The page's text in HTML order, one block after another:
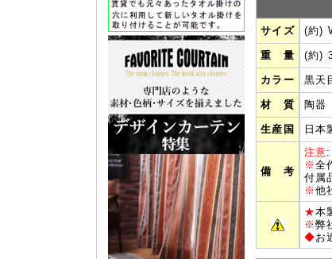
サイズ (約)
重 量 (約)
カラー 黒天
材 質 陶器
生産国 日本
備 考
注意:
※全
付属
※他
★本
※弊
◆お